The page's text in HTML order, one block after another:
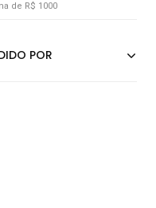
de R$ 1000